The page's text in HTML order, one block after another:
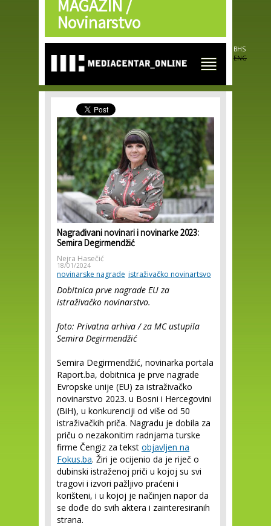
Skip to
main
content
MAGAZIN /
Novinarstvo
BHS
ENG
Nagrađivani novinari i novinarke 2023:
Semira Degirmendžić
Nejra Hasečić
18/01/2024
novinarske nagrade istraživačko novinartsvo
Dobitnica prve nagrade EU za
istraživačko novinarstvo.
foto: Privatna arhiva / za MC ustupila
Semira Degirmendžić
Semira Degirmendžić, novinarka portala
Raport.ba, dobitnica je prve nagrade
Evropske unije (EU) za istraživačko
novinarstvo 2023. u Bosni i Hercegovini
(BiH), u konkurenciji od više od 50
istraživačkih priča. Nagradu je dobila za
priču o nezakonitim radnjama turske
firme Čengiz za tekst objavljen na
Fokus.ba. Žiri je ocijenio da je riječ o
dubinski istraženoj priči u kojoj su svi
tragovi i izvori pažljivo praćeni i
korišteni, i u kojoj je načinjen napor da
se dođe do svih aktera i zainteresiranih
strana.